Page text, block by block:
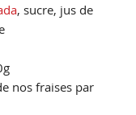
, sucre, jus de
nos fraises par